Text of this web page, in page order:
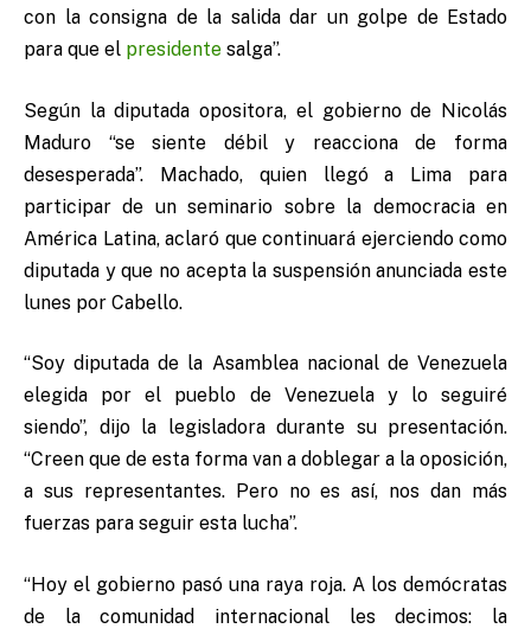
con la consigna de la salida dar un golpe de Estado
para que el presidente salga”.
Según la diputada opositora, el gobierno de Nicolás
Maduro “se siente débil y reacciona de forma
desesperada”. Machado, quien llegó a Lima para
participar de un seminario sobre la democracia en
América Latina, aclaró que continuará ejerciendo como
diputada y que no acepta la suspensión anunciada este
lunes por Cabello.
“Soy diputada de la Asamblea nacional de Venezuela
elegida por el pueblo de Venezuela y lo seguiré
siendo”, dijo la legisladora durante su presentación.
“Creen que de esta forma van a doblegar a la oposición,
a sus representantes. Pero no es así, nos dan más
fuerzas para seguir esta lucha”.
“Hoy el gobierno pasó una raya roja. A los demócratas
de la comunidad internacional les decimos: la